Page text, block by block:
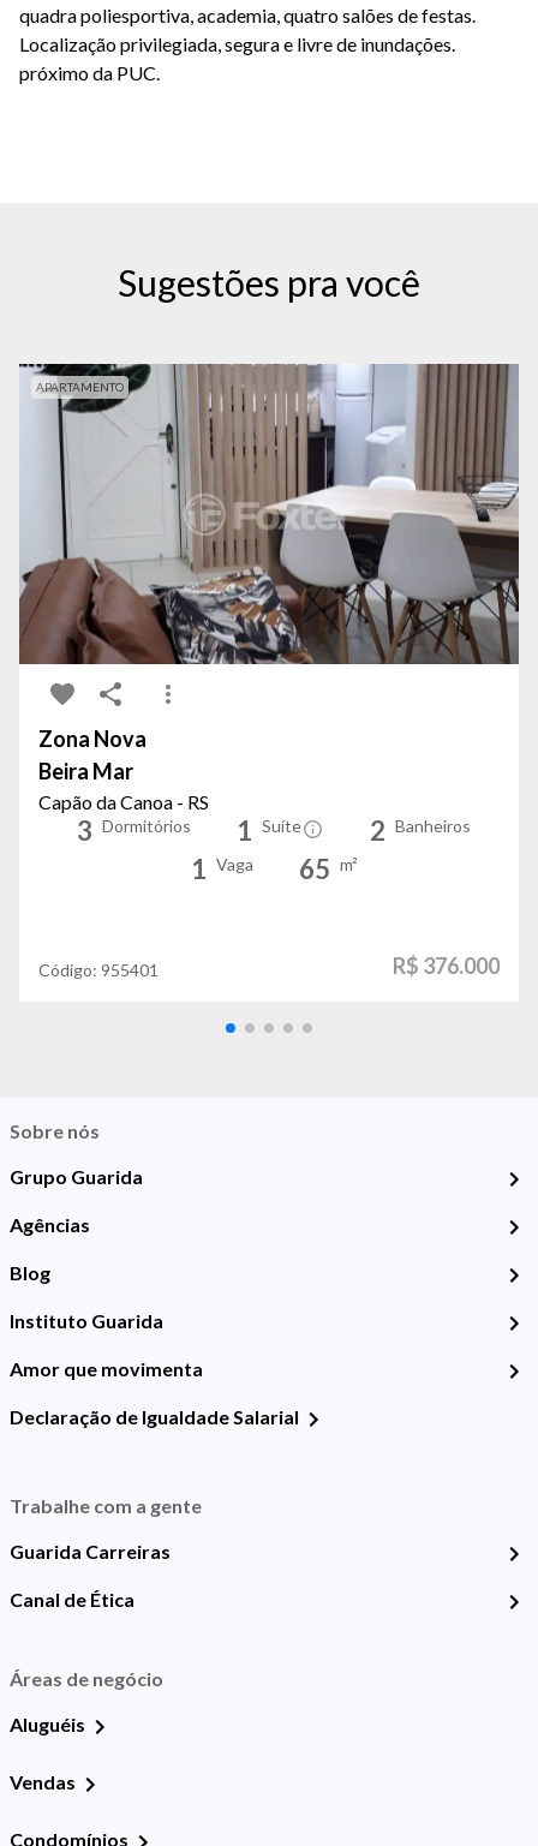
quadra poliesportiva, academia, quatro salões de festas.
Localização privilegiada, segura e livre de inundações.
próximo da PUC.
Sugestões pra você
APARTAMENTO
Zona Nova
Beira Mar
Capão da Canoa - RS
3 Dormitórios 1 Suíte 2 Banheiros
1 Vaga 65 m²
Código: 955401 R$ 376.000
Sobre nós
Grupo Guarida
Agências
Blog
Instituto Guarida
Amor que movimenta
Declaração de Igualdade Salarial
Trabalhe com a gente
Guarida Carreiras
Canal de Ética
Áreas de negócio
Aluguéis
Vendas
Condomínios